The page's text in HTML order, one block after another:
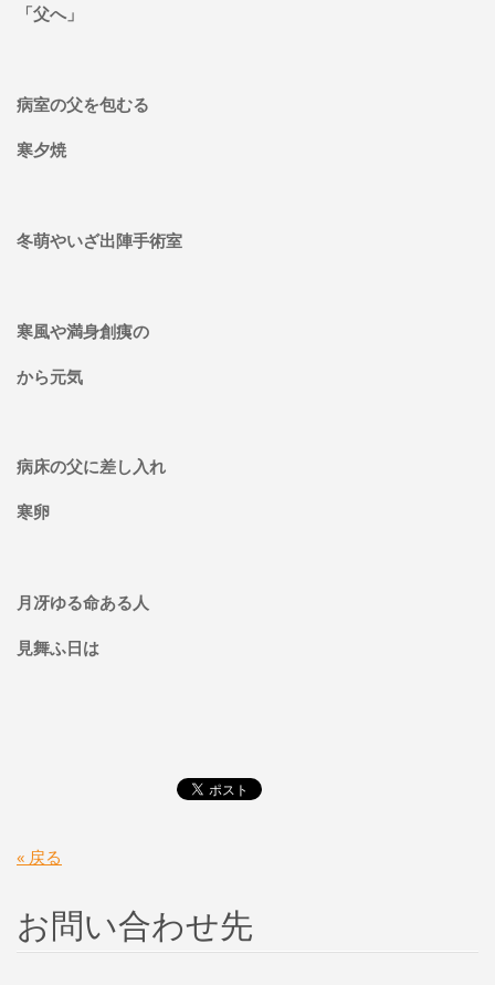
「父へ」
病室の父を包むる
寒夕焼
冬萌やいざ出陣手術室
寒風や満身創痍の
から元気
病床の父に差し入れ
寒卵
月冴ゆる命ある人
見舞ふ日は
« 戻る
お問い合わせ先